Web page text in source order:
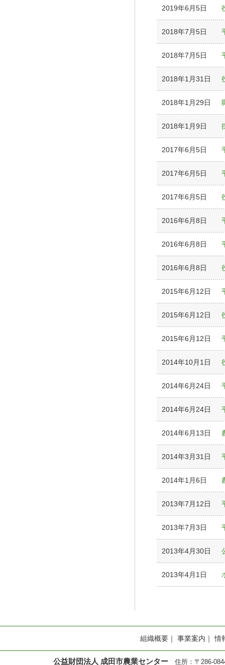
2019年6月5日
2018年7月5日
2018年7月5日
2018年1月31日
2018年1月29日
2018年1月9日
2017年6月5日
2017年6月5日
2017年6月5日
2016年6月8日
2016年6月8日
2016年6月8日
2015年6月12日
2015年6月12日
2015年6月12日
2014年10月1日
2014年6月24日
2014年6月24日
2014年6月13日
2014年3月31日
2014年1月6日
2013年7月12日
2013年7月3日
2013年4月30日
2013年4月1日
組織概要 ｜ 事業案内 ｜ 情
公益財団法人 成田市農業センター 住所：〒286-